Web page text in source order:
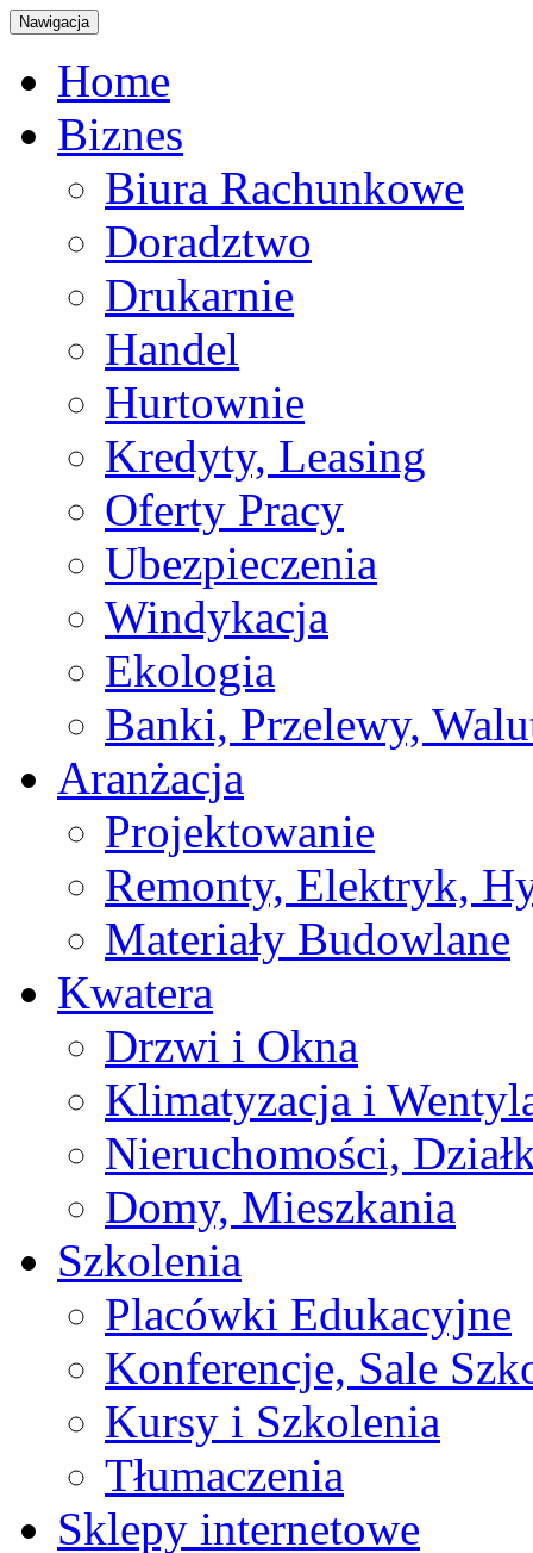
Nawigacja
Home
Biznes
Biura Rachunkowe
Doradztwo
Drukarnie
Handel
Hurtownie
Kredyty, Leasing
Oferty Pracy
Ubezpieczenia
Windykacja
Ekologia
Banki, Przelewy,
Aranżacja
Projektowanie
Remonty, Elektryk,
Materiały Budowlane
Kwatera
Drzwi i Okna
Klimatyzacja i
Nieruchomości,
Domy, Mieszkania
Szkolenia
Placówki Edukacyjne
Konferencje, Sale
Kursy i Szkolenia
Tłumaczenia
Sklepy internetowe